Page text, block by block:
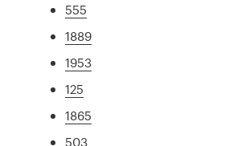
555
1889
1953
125
1865
503